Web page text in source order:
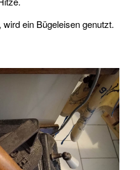
ein Bügeleisen genutzt.